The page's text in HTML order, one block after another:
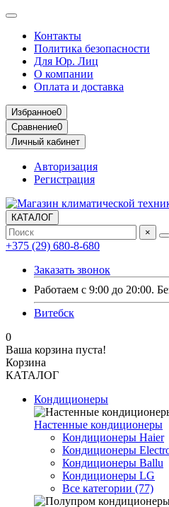
Контакты
Политика безопасности
Для Юр. Лиц
О компании
Оплата и доставка
Избранное0
Сравнение0
Личный кабинет
Авторизация
Регистрация
КАТАЛОГ
×
+375 (29) 680-8-680
Заказать звонок
Работаем с 9:00 до 20:00.
Витебск
0
Ваша корзина пуста!
Корзина
КАТАЛОГ
Кондиционеры
Настенные кондиционеры
Кондиционеры Haier
Кондиционеры
Кондиционеры Ballu
Кондиционеры LG
Все категории (77)